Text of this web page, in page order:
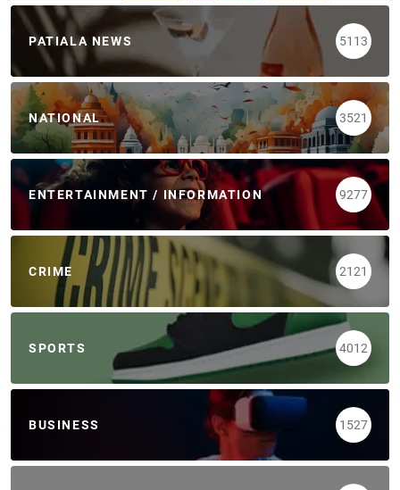
PATIALA NEWS 5113
NATIONAL 3521
ENTERTAINMENT / INFORMATION 9277
CRIME 2121
SPORTS 4012
BUSINESS 1527